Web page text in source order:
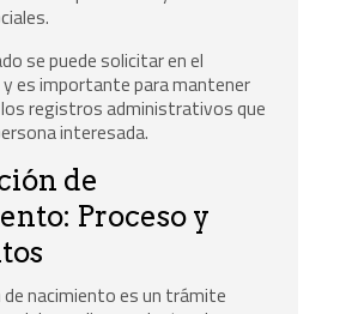
se puede solicitar en el
es importante para mantener
registros administrativos que
interesada.
de
Proceso y
de nacimiento es un trámite